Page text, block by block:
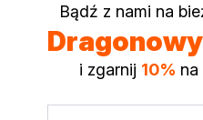
Bądź z nami na
i zgarnij 10% na